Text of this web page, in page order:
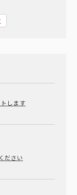
します
ださい